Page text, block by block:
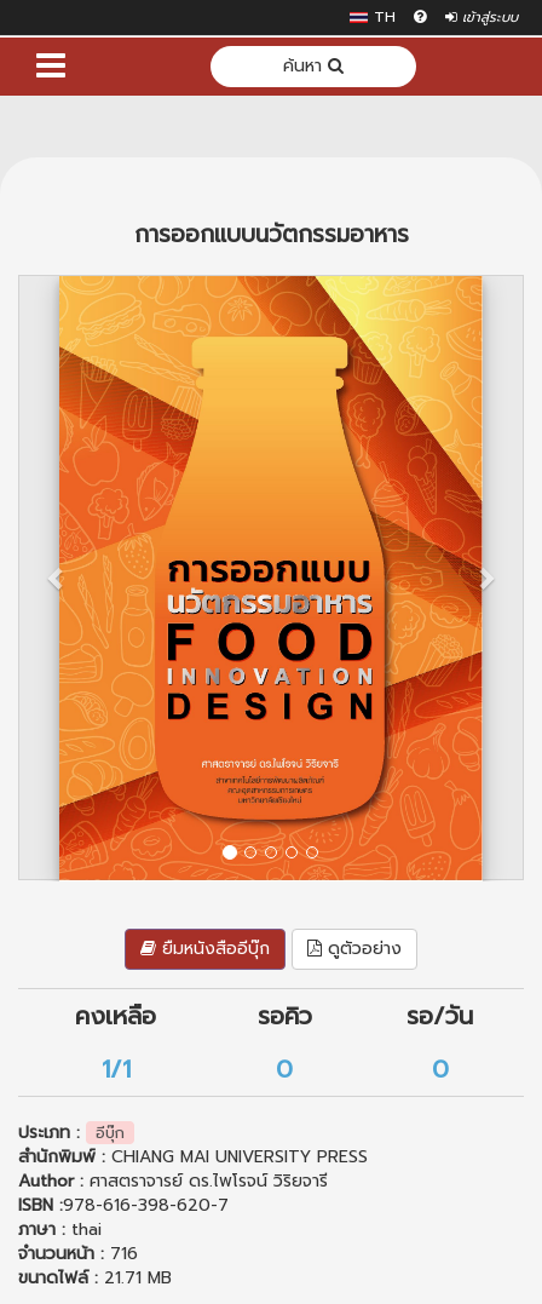
TH เข้าสู่ระบบ
ค้นหา
การออกแบบนวัตกรรมอาหาร
Previous Next
ยืมหนังสืออีบุ๊ก ดูตัวอย่าง
คงเหลือ รอคิว
รอ/วัน
1/1
0 0
ประเภท : อีบุ๊ก
สำนักพิมพ์ : CHIANG MAI UNIVERSITY PRESS
Author : ศาสตราจารย์ ดร.ไพโรจน์ วิริยจารี
ISBN :978-616-398-620-7
ภาษา : thai
จำนวนหน้า : 716
ขนาดไฟล์ : 21.71 MB